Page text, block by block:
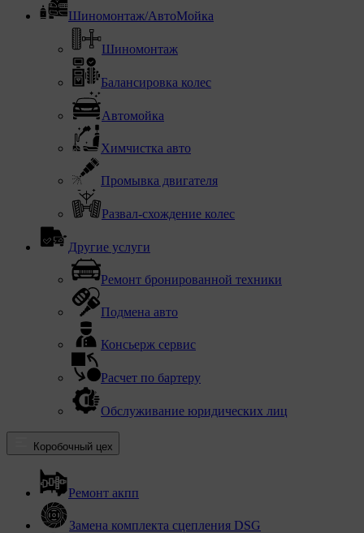
Шиномонтаж/АвтоМойка
Шиномонтаж
Балансировка колес
Автомойка
Химчистка авто
Промывка двигателя
Развал-схождение колес
Другие услуги
Ремонт бронированной техники
Подмена авто
Консьерж сервис
Расчет по бартеру
Обслуживание юридических лиц
Коробочный цех
Ремонт акпп
Замена комплекта сцепления DSG